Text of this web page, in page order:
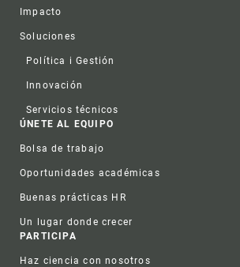
Impacto
Soluciones
Política i Gestión
Innovación
Servicios técnicos
ÚNETE AL EQUIPO
Bolsa de trabajo
Oportunidades académicas
Buenas prácticas HR
Un lugar donde crecer
PARTICIPA
Haz ciencia con nosotros